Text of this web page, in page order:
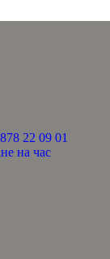
22 09 01
на час